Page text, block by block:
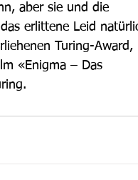
aber sie und die
erlittene Leid
Turing-Award,
«Enigma – Das